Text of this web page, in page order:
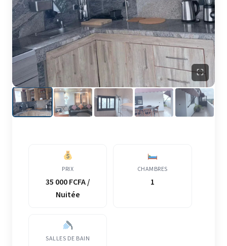
⛶
PRIX
35 000 FCFA /
Nuitée
CHAMBRES
1
SALLES DE BAIN